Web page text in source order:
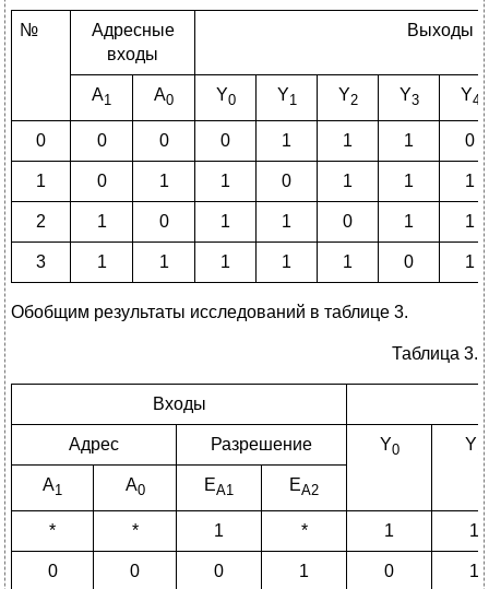
№
Адресные
входы
Выходы
А1 А0 Y0 Y1 Y2 Y3 Y4
0 0 0 0 1 1 1 0
1 0 1 1 0 1 1 1
2 1 0 1 1 0 1 1
3 1 1 1 1 1 0 1
Обобщим результаты исследований в таблице 3.
Таблица 3.
Входы
Адрес Разрешение Y0 Y 1
А1 А0 ЕА1 ЕА2
* * 1 * 1 1
0 0 0 1 0 1